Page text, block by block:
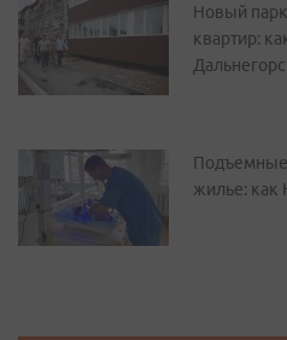
Новый
квартир:
Подъемные
жилье: как